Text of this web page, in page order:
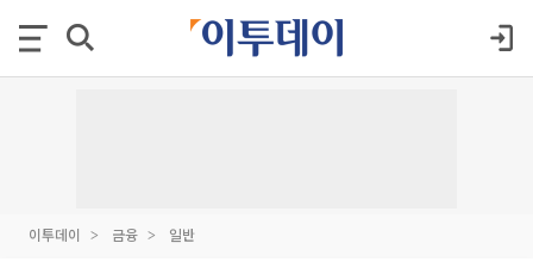
이투데이 금융 일반